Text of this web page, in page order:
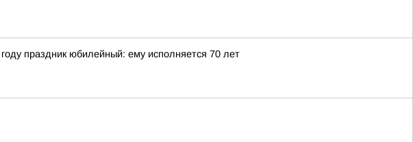
праздник юбилейный: ему исполняется 70 лет